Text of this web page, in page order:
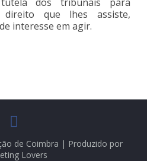
direito que lhes assiste,
interesse em agir.
de Coimbra | Produzido por
Lovers